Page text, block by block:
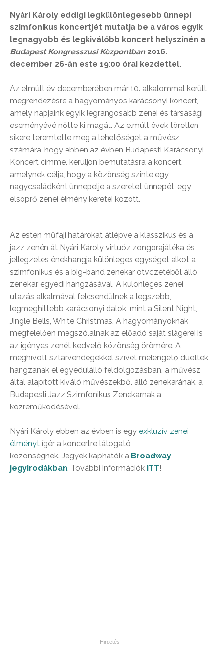
Nyári Károly eddigi legkülönlegesebb ünnepi
szimfonikus koncertjét mutatja be a város egyik
legnagyobb és legkiválóbb koncert helyszínén a
Budapest Kongresszusi Központban2016.
december 26-án este 19:00 órai kezdettel.
Az elmúlt év decemberében már 10. alkalommal került
megrendezésre a hagyományos karácsonyi koncert,
amely napjaink egyik legrangosabb zenei és társasági
eseményévé nőtte ki magát. Az elmúlt évek töretlen
sikere teremtette meg a lehetőséget a művész
számára, hogy ebben az évben Budapesti Karácsonyi
Koncert címmel kerüljön bemutatásra a koncert,
amelynek célja, hogy a közönség szinte egy
nagycsaládként ünnepelje a szeretet ünnepét, egy
elsöprő zenei élmény keretei között.
Az esten műfaji határokat átlépve a klasszikus és a
jazz zenén át Nyári Károly virtuóz zongorajátéka és
jellegzetes énekhangja különleges egységet alkot a
szimfonikus és a big-band zenekar ötvözetéből álló
zenekar egyedi hangzásával. A különleges zenei
utazás alkalmával felcsendülnek a legszebb,
legmeghittebb karácsonyi dalok, mint a Silent Night,
Jingle Bells, White Christmas. A hagyományoknak
megfelelően megszólalnak az előadó saját slágerei is
az igényes zenét kedvelő közönség örömére. A
meghívott sztárvendégekkel szívet melengető duettek
hangzanak el egyedülálló feldolgozásban, a művész
által alapított kiváló művészekből álló zenekarának, a
Budapesti Jazz Szimfonikus Zenekarnak a
közreműködésével.
Nyári Károly ebben az évben is egy exkluzív zenei
élményt ígér a koncertre látogató
közönségnek. Jegyek kaphatók a Broadway
jegyirodákban. További információk ITT!